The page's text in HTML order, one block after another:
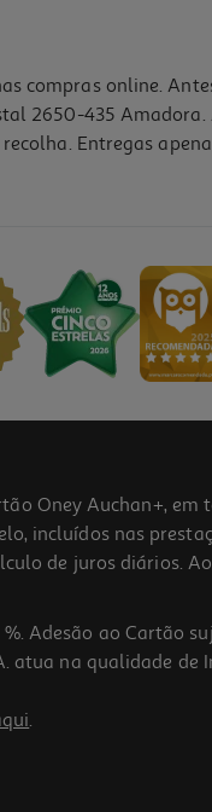
compras online.
2650-435
Entregas
Oney Auchan+,
incluídos nas
de juros diários.
Adesão ao Cartão
atua na qualidade
.